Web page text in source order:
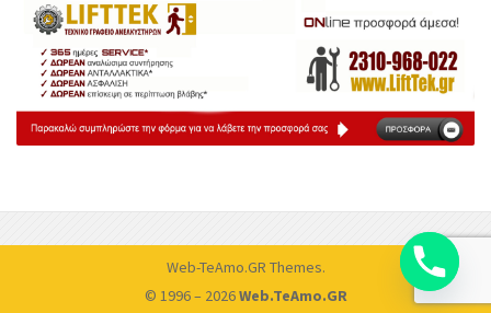
Web-TeAmo.GR Themes.
© 1996 – 2026Web.TeAmo.GR